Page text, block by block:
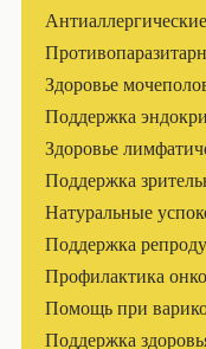
Здоровье
Поддержка
Здоровье
Поддержка
Натуральные
Поддержка
Профилактика
Помощь при
Поддержка